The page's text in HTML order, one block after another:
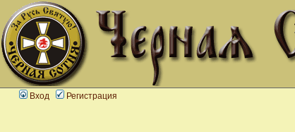
Вход Регистрация